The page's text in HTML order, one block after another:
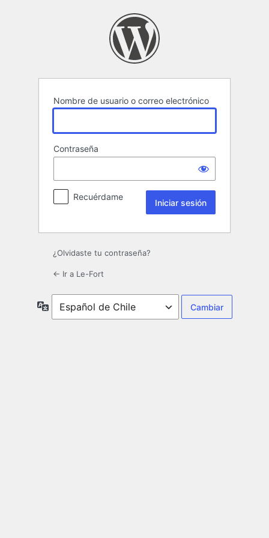
Nombre de usuario o correo electrónico
Contraseña
Recuérdame
¿Olvidaste tu contraseña?
← Ir a Le-Fort
Idioma